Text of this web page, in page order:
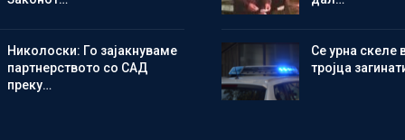
Николоски: Го зајакнуваме
партнерството со САД
преку…
Се урна скеле
тројца